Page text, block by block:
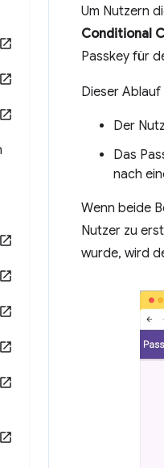
Um Nutzern
Conditional
Passkey für
Dieser
Der
Das
nach
Wenn beide
Nutzer zu
wurde, wird